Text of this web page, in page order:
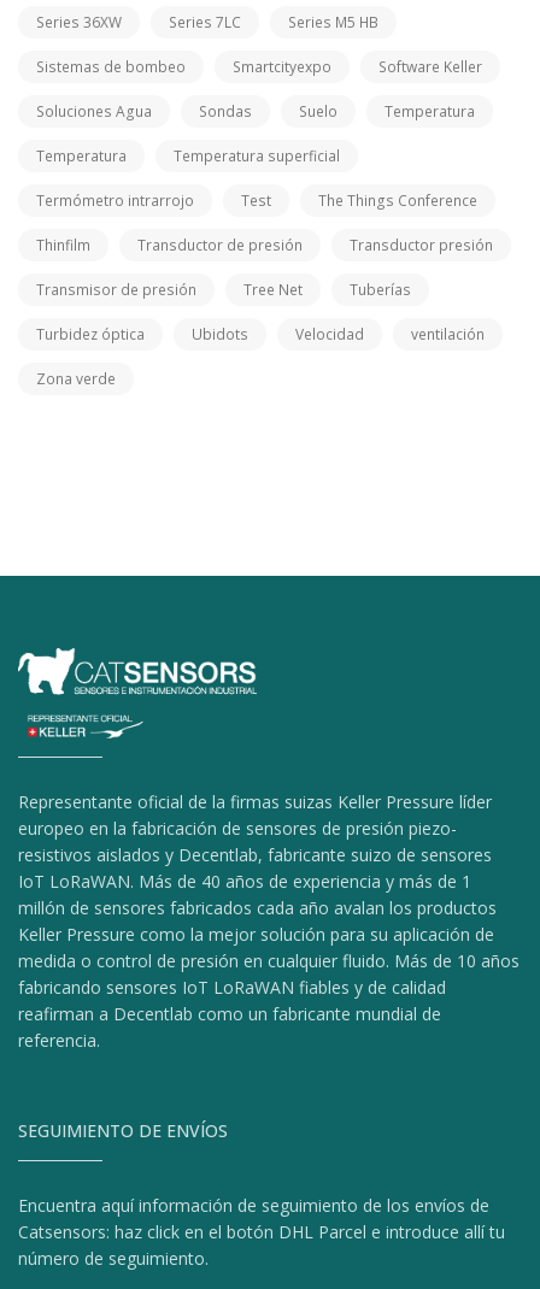
Series 36XW Series 7LC Series M5 HB
Sistemas de bombeo Smartcityexpo Software Keller
Soluciones Agua Sondas Suelo Temperatura
Temperatura Temperatura superficial
Termómetro intrarrojo Test The Things Conference
Thinfilm Transductor de presión Transductor presión
Transmisor de presión Tree Net Tuberías
Turbidez óptica Ubidots Velocidad ventilación
Zona verde
Representante oficial de la firmas suizas Keller Pressure líder
europeo en la fabricación de sensores de presión piezo-
resistivos aislados y Decentlab, fabricante suizo de sensores
IoT LoRaWAN. Más de 40 años de experiencia y más de 1
millón de sensores fabricados cada año avalan los productos
Keller Pressure como la mejor solución para su aplicación de
medida o control de presión en cualquier fluido. Más de 10 años
fabricando sensores IoT LoRaWAN fiables y de calidad
reafirman a Decentlab como un fabricante mundial de
referencia.
SEGUIMIENTO DE ENVÍOS
Encuentra aquí información de seguimiento de los envíos de
Catsensors: haz click en el botón DHL Parcel e introduce allí tu
número de seguimiento.